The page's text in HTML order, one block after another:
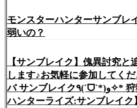
モンスターハンターサンブレ
弱いの？
【サンブレイク】傀異討究と
します♪お気軽に参加してく
バ サンブレイク٩(ˊᗜˋ*)و✧* 狩猟笛【モンスター
ハンターライズ:サンブレイク